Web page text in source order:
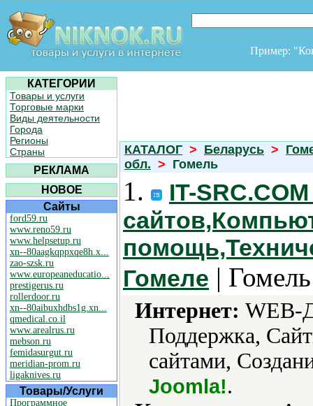
Пример:
КАТЕГОРИИ
Товары и услуги
Торговые марки
Виды деятельности
Города
Регионы
Страны
РЕКЛАМА
НОВОЕ
Сайты
ford59.ru
www.reno59.ru
www.helpsetup.ru
xn--80aagkqppxqe8h.x...
zao-szsk.ru
www.europeaneducatio...
prestigerus.ru
rollerdoor.ru
xn--80aibuxhdbs1g.xn...
qmedical.co.il
www.arealrus.ru
mebson.ru
femidasurgut.ru
meridian-prom.ru
ligaknives.ru
Товары/Услуги
Программное
КАТАЛОГ > Беларусь >
обл. > Гомель
1.
IT-
Гомеле |
Интернет: WEB-
Поддержка,
сайтами,
Joomla!.